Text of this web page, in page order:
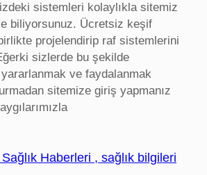
sistemleri kolaylıkla sitemiz
biliyorsunuz. Ücretsiz keşif
projelendirip raf sistemlerini
sizlerde bu şekilde
ve faydalanmak
sitemize giriş yapmanız
Haberleri , sağlık bilgileri